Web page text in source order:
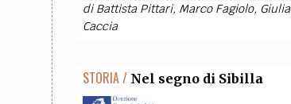
diBattista Pittari, Marco Fagiolo, Giulia
Caccia
STORIA / Nel segno di Sibilla